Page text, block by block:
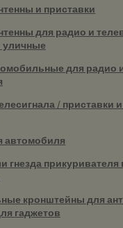
и приставки
для радио и
уличные
для радио
/ приставки
автомобиля
гнезда прикуривателя
кронштейны для
гаджетов